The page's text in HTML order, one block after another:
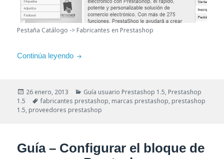
Pestaña Catálogo -> Fabricantes en Prestashop
Continúa leyendo Guía – Añadir direcciones a los fabricantes
Publicado
26 enero, 2013 Categorías
Guía usuario Prestashop 1.5, Prestashop
1.5
Etiquetas
fabricantes prestashop, marcas prestashop, prestashop
1.5, proveedores prestashop
Guía – Configurar el bloque de